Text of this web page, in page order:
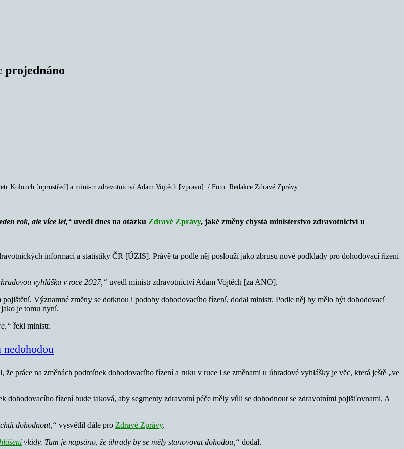
projednáno
Kolouch [uprostřed] a ministr zdravotnictví Adam Vojtěch [vpravo]. / Foto: Redakce Zdravé Zprávy
rok, ale více let,“ uvedl dnes na otázku Zdravé Zprávy, jaké změny chystá ministerstvo zdravotnictví u
informací a statistiky ČR [ÚZIS]. Právě ta podle něj poslouží jako zbrusu nové podklady pro dohodovací řízení
vyhlášku v roce 2027,“ uvedl ministr zdravotnictví Adam Vojtěch [za ANO].
Významné změny se dotknou i podoby dohodovacího řízení, dodal ministr. Podle něj by mělo být dohodovací
je tomu nyní.
řekl ministr.
že práce na změnách podmínek dohodovacího řízení a ruku v ruce i se změnami u úhradové vyhlášky je věc, která ještě „ve
dohodovacího řízení bude taková, aby segmenty zdravotní péče měly vůli se dohodnout se zdravotními pojišťovnami. A
dohodnout,“ vysvětlil dále pro Zdravé Zprávy.
vlády. Tam je napsáno, že úhrady by se měly stanovovat dohodou,“ dodal.